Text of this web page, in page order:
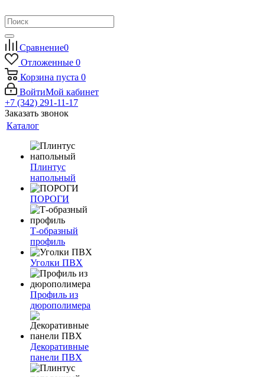
Сравнение0
Отложенные 0
Корзина пуста 0
ВойтиМой кабинет
+7 (342) 291-11-17
Заказать звонок
Каталог
Плинтус
напольный
ПОРОГИ
Т-образный
профиль
Уголки ПВХ
Профиль из
дюрополимера
Декоративные
панели ПВХ